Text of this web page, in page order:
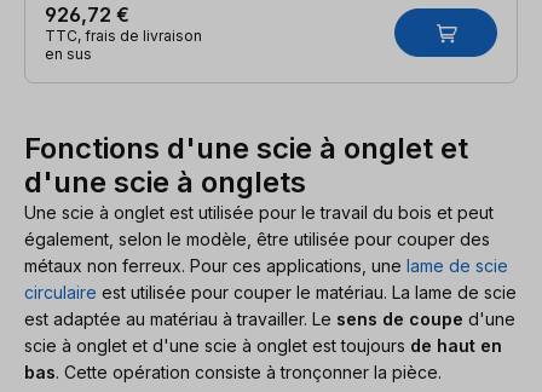
926,72 €
TTC, frais de livraison
en sus
Fonctions d'une scie à onglet et
d'une scie à onglets
Une scie à onglet est utilisée pour le travail du bois et peut
également, selon le modèle, être utilisée pour couper des
métaux non ferreux. Pour ces applications, une lame de scie
circulaire est utilisée pour couper le matériau. La lame de scie
est adaptée au matériau à travailler. Le sens de coupe d'une
scie à onglet et d'une scie à onglet est toujours de haut en
bas. Cette opération consiste à tronçonner la pièce.